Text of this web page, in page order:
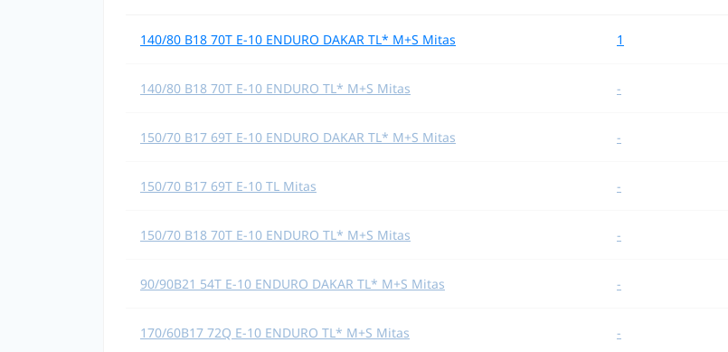
140/80 B18 70T E-10 ENDURO DAKAR TL* M+S Mitas 1
140/80 B18 70T E-10 ENDURO TL* M+S Mitas -
150/70 B17 69T E-10 ENDURO DAKAR TL* M+S Mitas -
150/70 B17 69T E-10 TL Mitas -
150/70 B18 70T E-10 ENDURO TL* M+S Mitas -
90/90B21 54T E-10 ENDURO DAKAR TL* M+S Mitas -
170/60B17 72Q E-10 ENDURO TL* M+S Mitas -